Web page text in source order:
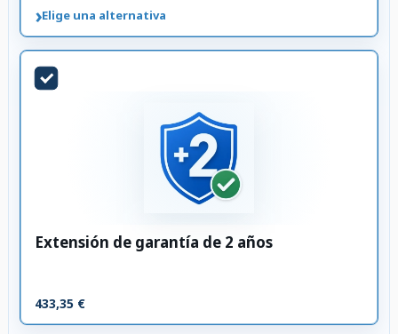
›Elige una alternativa
Extensión de garantía de 2 años
433,35 €